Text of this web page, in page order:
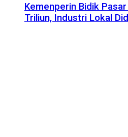
Kemenperin Bidik
Triliun, Industri Lokal